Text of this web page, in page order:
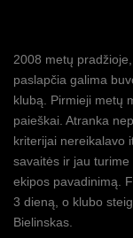
2008 metų
paslapčia galima
klubą. Pirmieji metų
paieškai. Atranka
kriterijai nereikalavo
savaitės ir jau
ekipos pavadinimą.
3 dieną, o klubo
Bielinskas.